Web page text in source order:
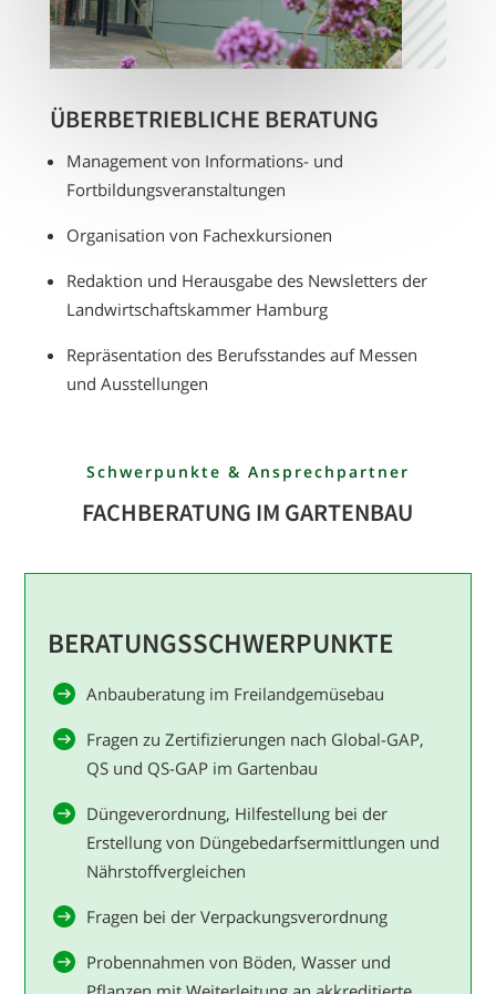
ÜBER­BETRIEBLICHE BERATUNG
Management von Informations- und
Fortbildungsveranstaltungen
Organisation von Fachexkursionen
Redaktion und Herausgabe des Newsletters der
Landwirtschaftskammer Hamburg
Repräsentation des Berufsstandes auf Messen
und Ausstellungen
Schwerpunkte & Ansprechpartner
FACHBERATUNG IM GARTENBAU
BERATUNGS­SCHWERPUNKTE
Anbauberatung im Freilandgemüsebau
Fragen zu Zertifizierungen nach Global-GAP,
QS und QS-GAP im Gartenbau
Düngeverordnung, Hilfestellung bei der
Erstellung von Düngebedarfsermittlungen und
Nährstoffvergleichen
Fragen bei der Verpackungsverordnung
Probennahmen von Böden, Wasser und